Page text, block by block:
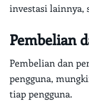
investasi lainnya,
Pembelian
Pembelian dan
pengguna,
tiap pengguna.